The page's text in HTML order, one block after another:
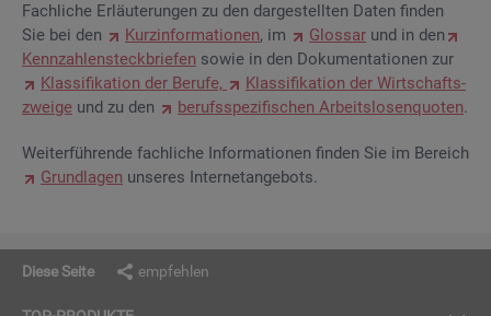
Fach­li­che Er­läu­te­run­gen zu den dar­ge­stell­ten Daten fin­den
Sie bei den
Kurz­in­for­ma­tio­nen, im Glos­sar und in den
Kenn­zah­len­steck­brie­fen sowie in den Do­ku­men­ta­tio­nen zur
Klas­si­fi­ka­ti­on der Be­ru­fe,
Klas­si­fi­ka­ti­on der Wirt­schafts­
zwei­ge und zu den be­rufs­spe­zi­fi­schen Ar­beits­lo­sen­quo­ten.
Wei­ter­füh­ren­de fach­li­che In­for­ma­tio­nen fin­den Sie im Be­reich
Grund­la­gen un­se­res In­ter­net­an­ge­bots.
Diese Seite empfehlen